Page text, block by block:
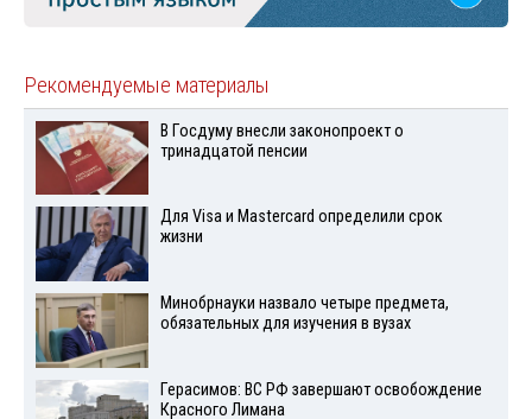
Рекомендуемые материалы
В Госдуму внесли законопроект о
тринадцатой пенсии
Для Visа и Mastercard определили срок
жизни
Минобрнауки назвало четыре предмета,
обязательных для изучения в вузах
Герасимов: ВС РФ завершают освобождение
Красного Лимана